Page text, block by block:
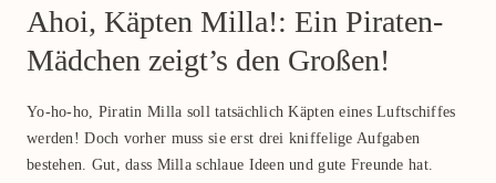
Ahoi, Käpten Milla!: Ein Piraten-
Mädchen zeigt’s den Großen!
Yo-ho-ho, Piratin Milla soll tatsächlich Käpten eines Luftschiffes
werden! Doch vorher muss sie erst drei kniffelige Aufgaben
bestehen. Gut, dass Milla schlaue Ideen und gute Freunde hat.